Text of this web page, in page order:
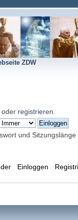
ZDW
oder registrieren
und Sitzungslänge
Einloggen